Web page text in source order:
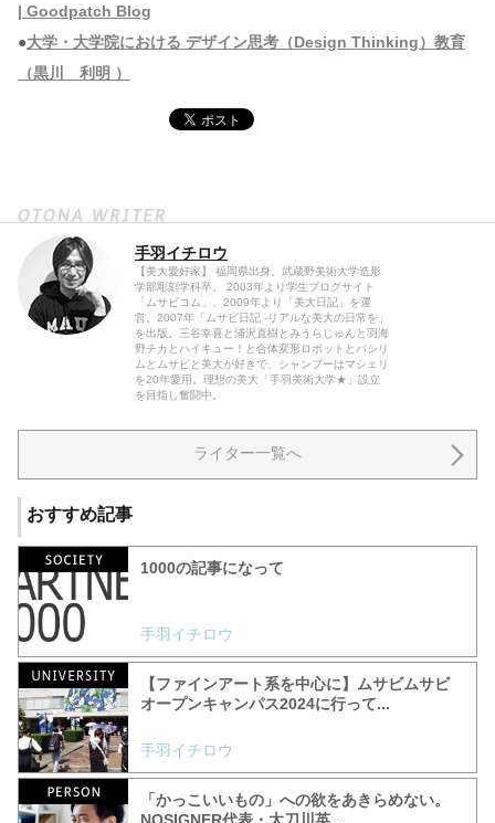
| Goodpatch Blog
●大学・大学院における デザイン思考（Design Thinking）教育
（黒川 利明 ）
手羽イチロウ
【美大愛好家】 福岡県出身。武蔵野美術大学造形
学部彫刻学科卒。 2003年より学生ブログサイト
「ムサビコム」、2009年より「美大日記」を運
営。2007年「ムサビ日記 -リアルな美大の日常を」
を出版。三谷幸喜と浦沢直樹とみうらじゅんと羽海
野チカとハイキュー！と合体変形ロボットとパシリ
ムとムサビと美大が好きで、シャンプーはマシェリ
を20年愛用。理想の美大「手羽美術大学★」設立
を目指し奮闘中。
ライター一覧へ
おすすめ記事
1000の記事になって
手羽イチロウ
【ファインアート系を中心に】ムサビムサビ
オープンキャンパス2024に行って...
手羽イチロウ
「かっこいいもの」への欲をあきらめない。